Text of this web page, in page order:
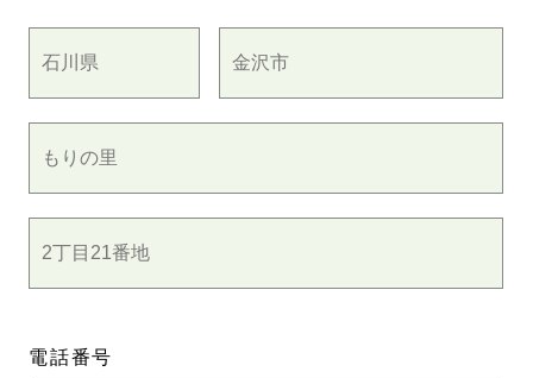
電話番号